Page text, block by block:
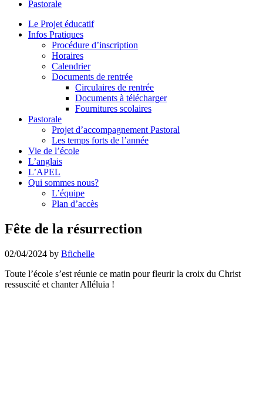
le
Pastorale
Le Projet éducatif
Infos Pratiques
Procédure d’inscription
Horaires
Calendrier
Documents de rentrée
Circulaires de rentrée
Documents à télécharger
Fournitures scolaires
Pastorale
Projet d’accompagnement Pastoral
Les temps forts de l’année
Vie de l’école
L’anglais
L’APEL
Qui sommes nous?
L’équipe
Plan d’accès
Fête de la résurrection
02/04/2024 by Bfichelle
Toute l’école s’est réunie ce matin pour fleurir la croix du Christ
ressuscité et chanter Alléluia !